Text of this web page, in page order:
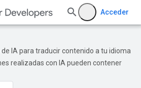
Acceder
IA para traducir contenido a tu idioma
realizadas con IA pueden contener